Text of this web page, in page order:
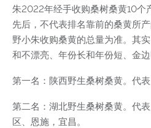
朱2022年经手收购桑树桑黄10个
先后，不代表排名靠前的桑黄所
野小朱收购桑黄的总量为准。其
和不漂亮、年份长和年份短、金边
第一名：陕西野生桑树桑黄。代
第二名：湖北野生桑树桑黄。代
区、恩施，宜昌。